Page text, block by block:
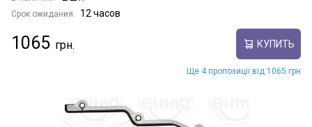
Срок ожидания: 12 часов
1065 КУПИТЬ
Ще 4 пропозиції від 1065 грн